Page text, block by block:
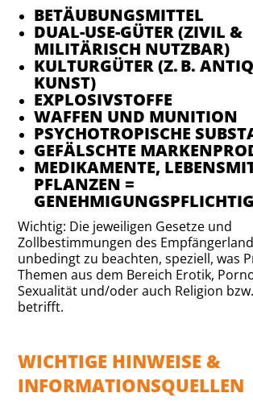
BETÄUBUNGSMITTEL
DUAL-USE-GÜTER (ZIVIL &
MILITÄRISCH NUTZBAR)
KULTURGÜTER (Z. B.
KUNST)
EXPLOSIVSTOFFE
WAFFEN UND MUNITION
PSYCHOTROPISCHE
GEFÄLSCHTE
MEDIKAMENTE,
PFLANZEN =
GENEHMIGUNGSPFLICHTIG
Wichtig: Die jeweiligen Gesetze und
Zollbestimmungen des
unbedingt zu beachten, speziell, was
Themen aus dem Bereich Erotik,
Sexualität und/oder auch Religion
betrifft.
WICHTIGE HINWEISE &
INFORMATIONSQUELLEN